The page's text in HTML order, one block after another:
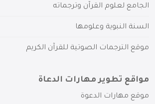
الجامع لعلوم القرآن وترجماته
السنة النبوية وعلومها
موقع الترجمات الصوتية للقرآن الكريم
مواقع تطوير مهارات الدعاة
موقع مهارات الدعوة